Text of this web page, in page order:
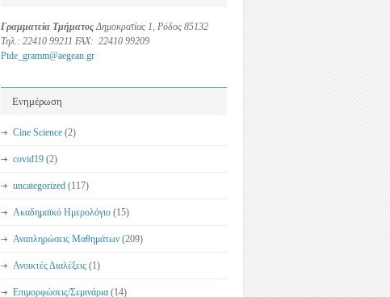
Γραμματεία ΤμήματοςΔημοκρατίας 1, Ρόδος 85132
Τηλ.: 22410 99211 FAX: 22410 99209
Ptde_gramm@aegean.gr
Ενημέρωση
Cine Science (2)
covid19 (2)
uncategorized (117)
Ακαδημαϊκό Ημερολόγιο (15)
Αναπληρώσεις Μαθημάτων (209)
Ανοικτές Διαλέξεις (1)
Επιμορφώσεις/Σεμινάρια (14)